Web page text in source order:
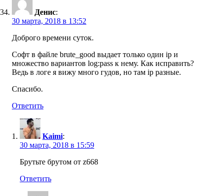
Денис:
30 марта, 2018 в 13:52
Доброго времени суток.
Софт в файле brute_good выдает только один ip и
множество вариантов log:pass к нему. Как исправить?
Ведь в логе я вижу много гудов, но там ip разные.
Спасибо.
Ответить
Kaimi:
30 марта, 2018 в 15:59
Брутьте брутом от z668
Ответить